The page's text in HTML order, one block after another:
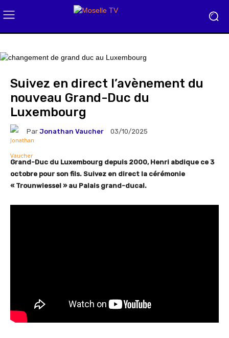
Suivez en direct l’avènement du
nouveau Grand-Duc du
Luxembourg
Par Jonathan Vaucher 03/10/2025
Grand-Duc du Luxembourg depuis 2000, Henri abdique ce 3
octobre pour son fils. Suivez en direct la cérémonie
« Trounwiessel » au Palais grand-ducal.